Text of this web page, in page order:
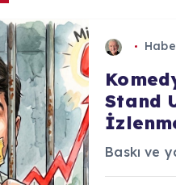
Stand
Baskı ve